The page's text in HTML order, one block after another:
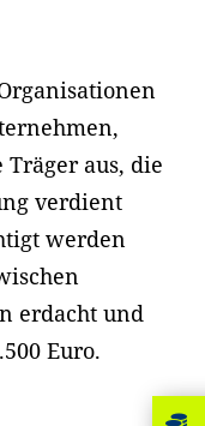
aus, die
verdient
werden
erdacht und
Euro.